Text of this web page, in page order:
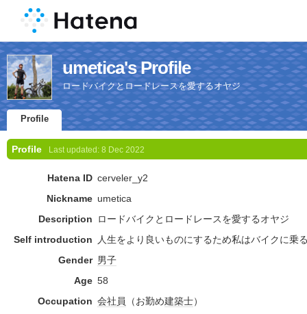
umetica's Profile
ロードバイクとロードレースを愛するオヤジ
Profile
Profile Last updated: 8 Dec 2022
Hatena ID cerveler_y2
Nickname umetica
Description
ロードバイクとロードレースを愛するオヤジ
Self introduction
人生をより良いものにするため私はバイクに乗
Gender 男子
Age 58
Occupation 会社員 （お勤め建築士）